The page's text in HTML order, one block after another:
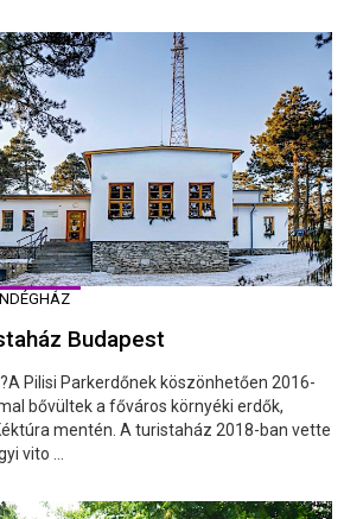
Budapest
Pilisi Parkerdőnek köszönhetően 2016-
bővültek a főváros környéki erdők,
mentén. A turistaház 2018-ban vette
vito ...